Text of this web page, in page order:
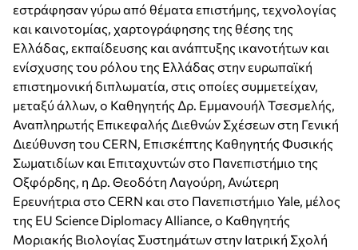
εστράφησαν γύρω από θέματα επιστήμης, τεχνολογίας
και καινοτομίας, χαρτογράφησης της θέσης της
Ελλάδας, εκπαίδευσης και ανάπτυξης ικανοτήτων και
ενίσχυσης του ρόλου της Ελλάδας στην ευρωπαϊκή
επιστημονική διπλωματία, στις οποίες συμμετείχαν,
μεταξύ άλλων, ο Καθηγητής Δρ. Εμμανουήλ Τσεσμελής,
Αναπληρωτής Επικεφαλής Διεθνών Σχέσεων στη Γενική
Διεύθυνση του CERN, Επισκέπτης Καθηγητής Φυσικής
Σωματιδίων και Επιταχυντών στο Πανεπιστήμιο της
Οξφόρδης, η Δρ. Θεοδότη Λαγούρη, Ανώτερη
Ερευνήτρια στο CERN και στο Πανεπιστήμιο Yale, μέλος
της EU Science Diplomacy Alliance, ο Καθηγητής
Μοριακής Βιολογίας Συστημάτων στην Ιατρική Σχολή